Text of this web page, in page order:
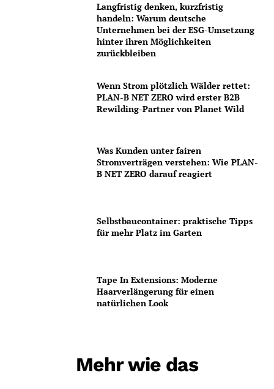
Langfristig denken, kurzfristig
handeln: Warum deutsche
Unternehmen bei der ESG-Umsetzung
hinter ihren Möglichkeiten
zurückbleiben
Wenn Strom plötzlich Wälder rettet:
PLAN-B NET ZERO wird erster B2B
Rewilding-Partner von Planet Wild
Was Kunden unter fairen
Stromverträgen verstehen: Wie PLAN-
B NET ZERO darauf reagiert
Selbstbaucontainer: praktische Tipps
für mehr Platz im Garten
Tape In Extensions: Moderne
Haarverlängerung für einen
natürlichen Look
Mehr wie das